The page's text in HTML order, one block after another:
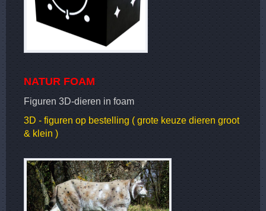
NATUR FOAM
Figuren 3D-dieren in foam
3D - figuren op bestelling ( grote keuze dieren groot
& klein )